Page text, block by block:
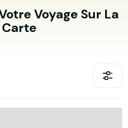
Voyage Sur La
Carte